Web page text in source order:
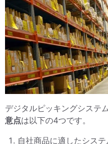
デジタルピッキングシステ
意点は以下の4つです。
自社商品に適したシス